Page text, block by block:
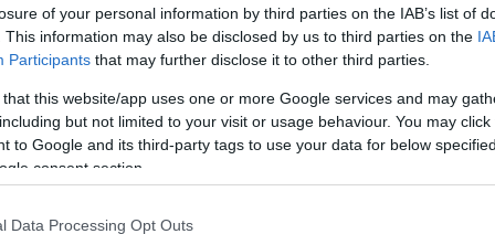
of your personal information by third parties on the IAB’s list of
This information may also be disclosed by us to third parties on the
Participants that may further disclose it to other third parties.
that this website/app uses one or more Google services and may
but not limited to your visit or usage behaviour. You may
to Google and its third-party tags to use your data for below
consent section.
Data Processing Opt Outs
11:33
tartozó képfájlok, befutott a Pixel és a Nexus
Android O előzetesét
10:30